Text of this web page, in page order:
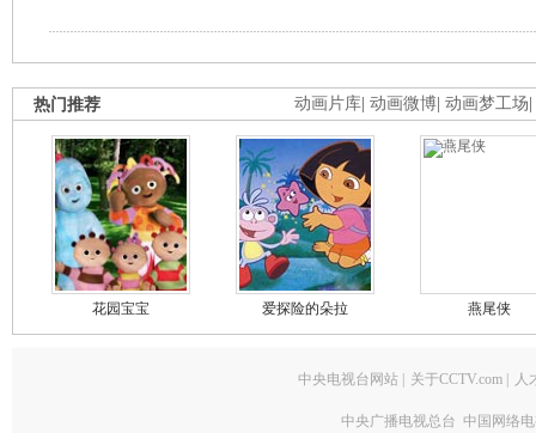
动画片库 动画微博 动画梦工场
热门推荐
花园宝宝 爱探险的朵拉 燕尾侠
中央电视台网站 关于CCTV.com 人
中央广播电视总台 中国网络